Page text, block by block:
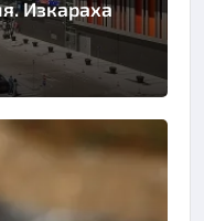
Изкараха